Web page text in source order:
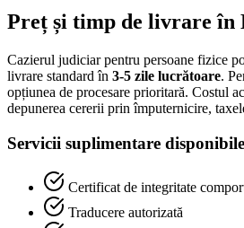
Preț și timp de livrare în
Cazierul judiciar pentru persoane fizice
livrare standard în 3-5 zile lucrătoare.
opțiunea de procesare prioritară. Costul
depunerea cererii prin împuternicire,
Servicii suplimentare disponibile
Certificat de integritate
Traducere autorizată